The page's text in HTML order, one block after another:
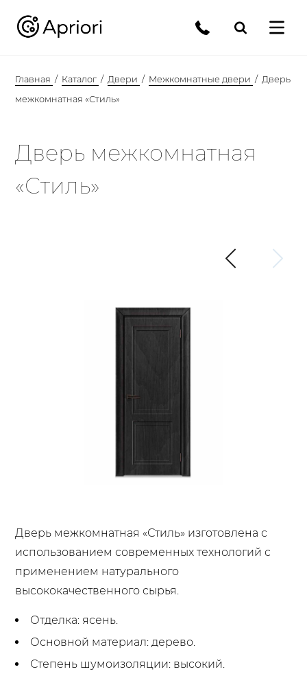
Главная Каталог Двери Межкомнатные двери
Дверь
межкомнатная «Стиль»
Дверь межкомнатная
«Стиль»
Дверь межкомнатная «Стиль» изготовлена с
использованием современных технологий с
применением натурального
высококачественного сырья.
Отделка: ясень.
Основной материал: дерево.
Степень шумоизоляции: высокий.